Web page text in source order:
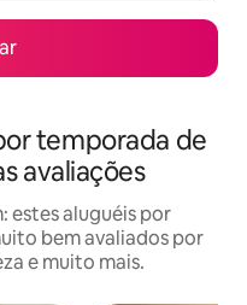
temporada de
avaliações
estes aluguéis por
bem avaliados por
e muito mais.